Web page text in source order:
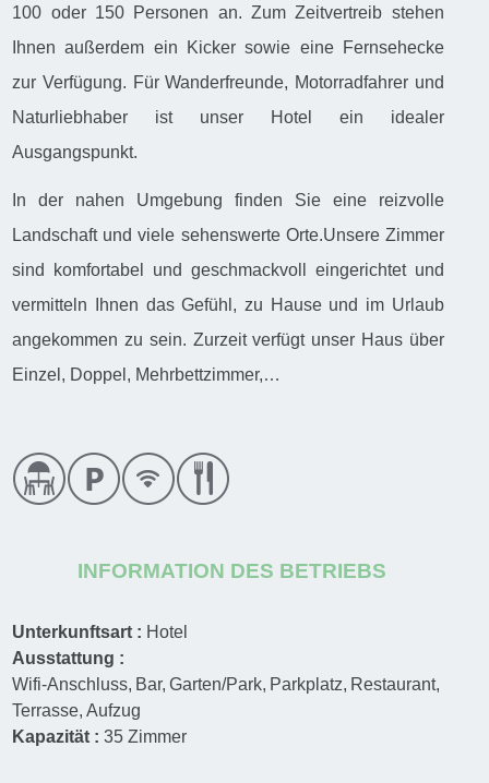
100 oder 150 Personen an. Zum Zeitvertreib stehen
Ihnen außerdem ein Kicker sowie eine Fernsehecke
zur Verfügung. Für Wanderfreunde, Motorradfahrer und
Naturliebhaber ist unser Hotel ein idealer
Ausgangspunkt.
In der nahen Umgebung finden Sie eine reizvolle
Landschaft und viele sehenswerte Orte.Unsere Zimmer
sind komfortabel und geschmackvoll eingerichtet und
vermitteln Ihnen das Gefühl, zu Hause und im Urlaub
angekommen zu sein. Zurzeit verfügt unser Haus über
Einzel, Doppel, Mehrbettzimmer,…
INFORMATION DES BETRIEBS
Unterkunftsart : Hotel
Ausstattung :
Wifi-Anschluss Bar Garten/Park Parkplatz Restaurant
Terrasse Aufzug
Kapazität :35 Zimmer